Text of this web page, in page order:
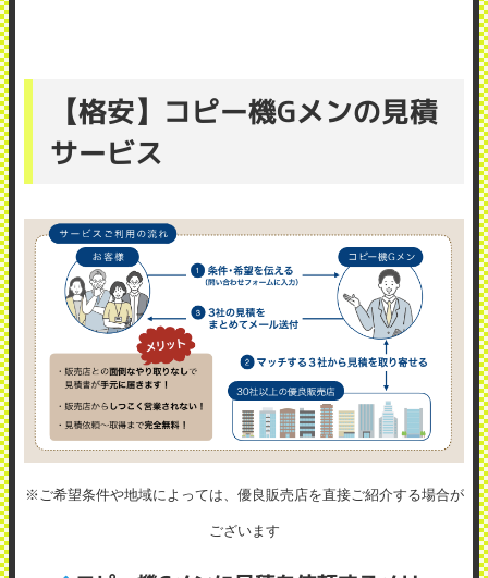
【格安】コピー機Gメンの見積
サービス
※ご希望条件や地域によっては、優良販売店を直接ご紹介する場合が
ございます